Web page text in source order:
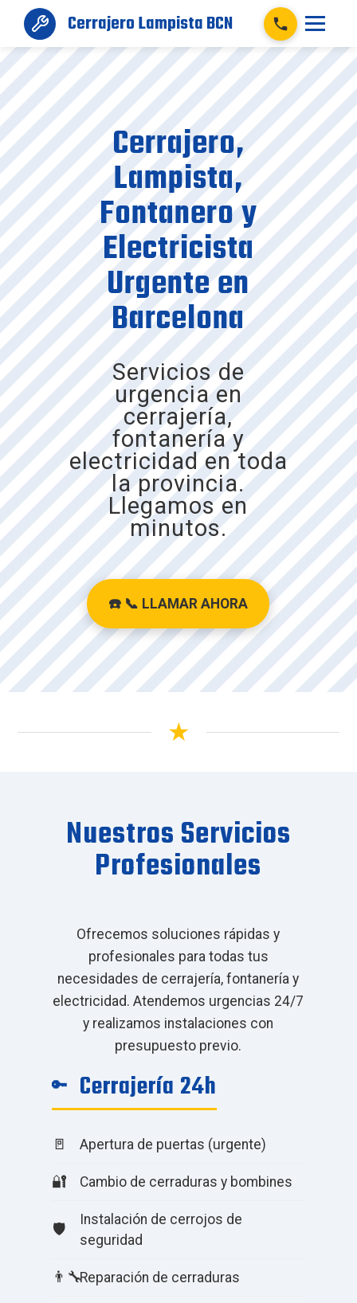
Cerrajero Lampista BCN
Cerrajero,
Lampista,
Fontanero y
Electricista
Urgente en
Barcelona
Servicios de
urgencia en
cerrajería,
fontanería y
electricidad en toda
la provincia.
Llegamos en
minutos.
☎️ 📞 LLAMAR AHORA
Nuestros Servicios
Profesionales
Ofrecemos soluciones rápidas y
profesionales para todas tus
necesidades de cerrajería, fontanería y
electricidad. Atendemos urgencias 24/7
y realizamos instalaciones con
presupuesto previo.
🔑 Cerrajería 24h
🚪 Apertura de puertas (urgente)
🔐 Cambio de cerraduras y bombines
🛡️
Instalación de cerrojos de
seguridad
👨‍🔧Reparación de cerraduras